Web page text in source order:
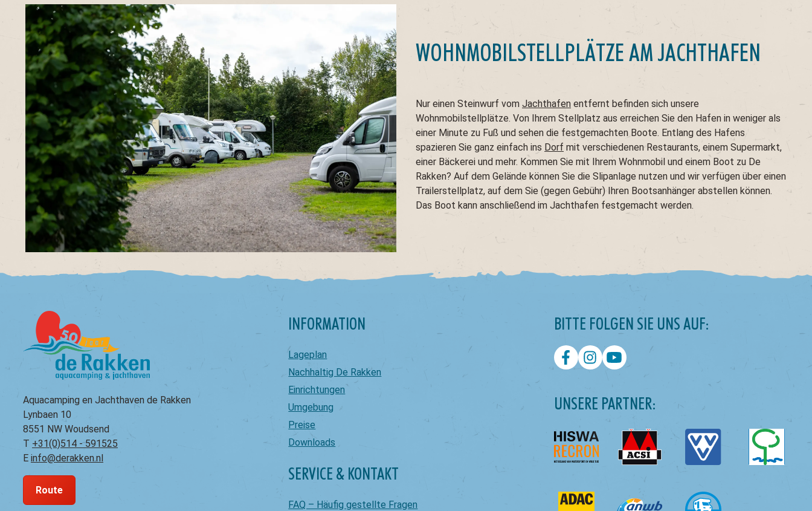
WOHNMOBILSTELLPLÄTZE AM JACHTHAFEN
Nur einen Steinwurf vom Jachthafen entfernt befinden sich unsere
Wohnmobilstellplätze. Von Ihrem Stellplatz aus erreichen Sie den Hafen in weniger als
einer Minute zu Fuß und sehen die festgemachten Boote. Entlang des Hafens
spazieren Sie ganz einfach ins Dorf mit verschiedenen Restaurants, einem Supermarkt,
einer Bäckerei und mehr. Kommen Sie mit Ihrem Wohnmobil und einem Boot zu De
Rakken? Auf dem Gelände können Sie die Slipanlage nutzen und wir verfügen über einen
Trailerstellplatz, auf dem Sie (gegen Gebühr) Ihren Bootsanhänger abstellen können.
Das Boot kann anschließend im Jachthafen festgemacht werden.
Aquacamping en Jachthaven de Rakken
Lynbaen 10
8551 NW Woudsend
T +31(0)514 - 591525
E info@derakken.nl
Route
INFORMATION
Lageplan
Nachhaltig De Rakken
Einrichtungen
Umgebung
Preise
Downloads
SERVICE & KONTAKT
FAQ – Häufig gestellte Fragen
BITTE FOLGEN SIE UNS AUF:
UNSERE PARTNER: